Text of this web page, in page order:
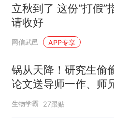
立秋到了 这份“打假”
请收好
网信武邑 APP专享
锅从天降！研究生偷
论文送导师一作、师
作，反被整个课题组
生物学霸 27跟贴